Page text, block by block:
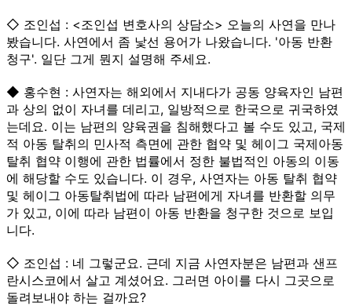
◇ 조인섭 : <조인섭 변호사의 상담소> 오늘의 사연을 만나
봤습니다. 사연에서 좀 낯선 용어가 나왔습니다. '아동 반환
청구'. 일단 그게 뭔지 설명해 주세요.
◆ 홍수현 : 사연자는 해외에서 지내다가 공동 양육자인 남편
과 상의 없이 자녀를 데리고, 일방적으로 한국으로 귀국하였
는데요. 이는 남편의 양육권을 침해했다고 볼 수도 있고, 국제
적 아동 탈취의 민사적 측면에 관한 협약 및 헤이그 국제아동
탈취 협약 이행에 관한 법률에서 정한 불법적인 아동의 이동
에 해당할 수도 있습니다. 이 경우, 사연자는 아동 탈취 협약
및 헤이그 아동탈취법에 따라 남편에게 자녀를 반환할 의무
가 있고, 이에 따라 남편이 아동 반환을 청구한 것으로 보입
니다.
◇ 조인섭 : 네 그렇군요. 근데 지금 사연자분은 남편과 샌프
란시스코에서 살고 계셨어요. 그러면 아이를 다시 그곳으로
돌려보내야 하는 걸까요?